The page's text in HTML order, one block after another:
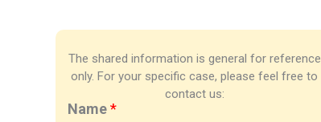
The shared information is general for reference
only. For your specific case, please feel free to
contact us:
Name*